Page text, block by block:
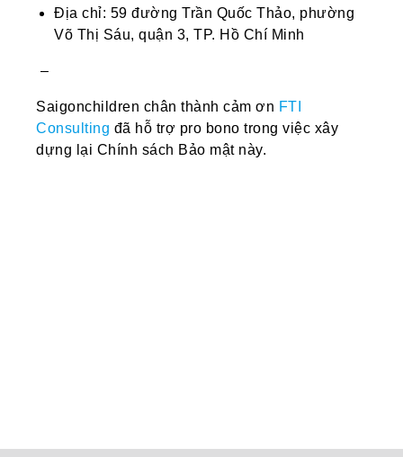
Địa chỉ: 59 đường Trần Quốc Thảo, phường
Võ Thị Sáu, quận 3, TP. Hồ Chí Minh
–
Saigonchildren chân thành cảm ơn FTI
Consulting đã hỗ trợ pro bono trong việc xây
dựng lại Chính sách Bảo mật này.